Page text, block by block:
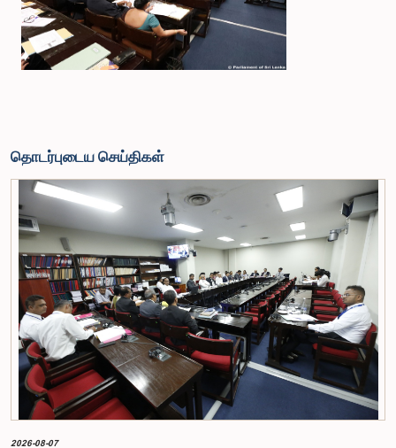
தொடர்புடைய செய்திகள்
2026-08-07